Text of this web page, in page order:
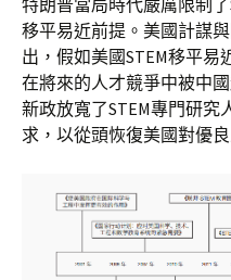
移平易近前提。美國計謀
出，假如美國STEM移平
在將來的人才競爭中被中
新政放寬了STEM專門研
求，以從頭恢復美國對優